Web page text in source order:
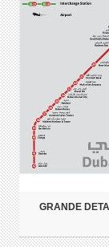
GRANDE